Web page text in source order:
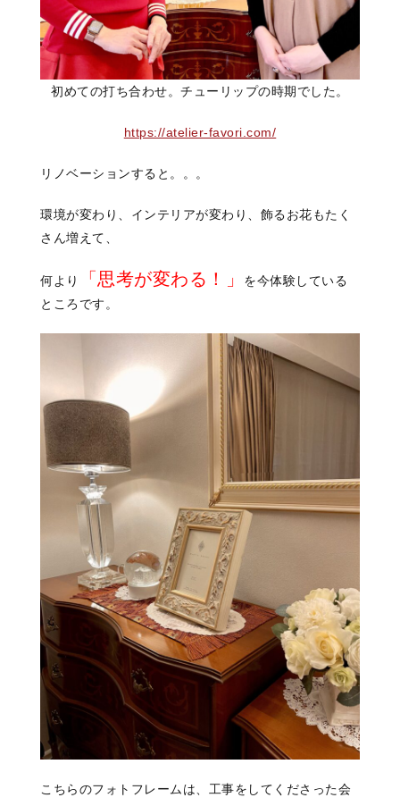
初めての打ち合わせ。チューリップの時期でした。
https://atelier-favori.com/
リノベーションすると。。。
環境が変わり、インテリアが変わり、飾るお花もたく
さん増えて、
何より 「思考が変わる！」
を今体験している
ところです。
こちらのフォトフレームは、工事をしてくださった会